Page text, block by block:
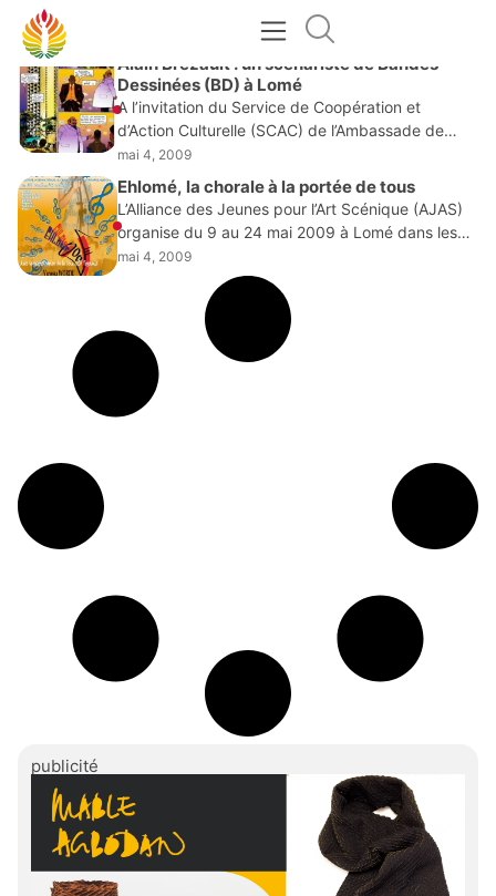
MAI 4, 2009
Alain Brezault : un scénariste de Bandes
Dessinées (BD) à Lomé
A l’invitation du Service de Coopération et
d’Action Culturelle (SCAC) de l’Ambassade de
France à Lomé, l’écrivain français de polar et
scénariste de BD Alain Brezault, séjournera à
Lomé du
mai 4, 2009
Ehlomé, la chorale à la portée de tous
L’Alliance des Jeunes pour l’Art Scénique (AJAS)
organise du 9 au 24 mai 2009 à Lomé dans les
centres culturels, l’Université de Lomé et dans les
établissements scolaires la deuxième
mai 4, 2009
publicité